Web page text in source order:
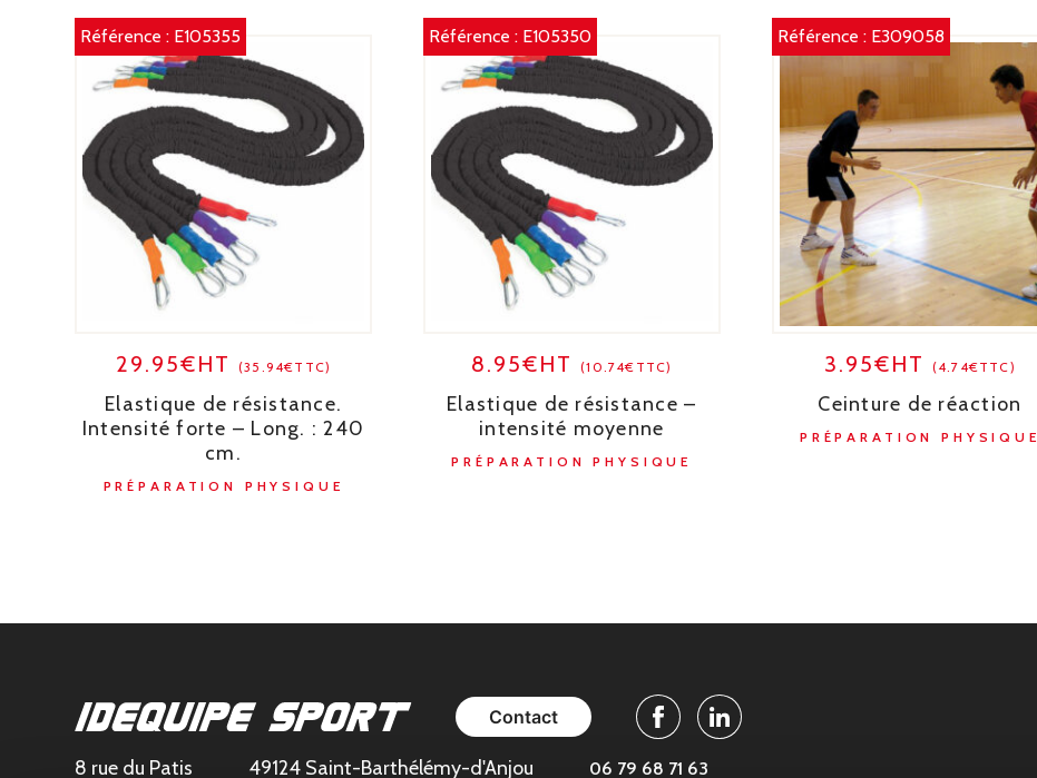
Référence : E105355
29.95€HT (35.94€TTC)
Elastique de résistance.
Intensité forte – Long. : 240
cm.
PRÉPARATION PHYSIQUE
Référence : E105350
8.95€HT(10.74€TTC)
Elastique de résistance –
intensité moyenne
PRÉPARATION PHYSIQUE
Référence : E309058
3.95€HT (4.74€TTC)
Ceinture de réaction
PRÉPARATION PHYSIQUE
Contact FacebookLinkedin
8 rue du Patis
49124 Saint-Barthélémy-d'Anjou 06 79 68 71 63